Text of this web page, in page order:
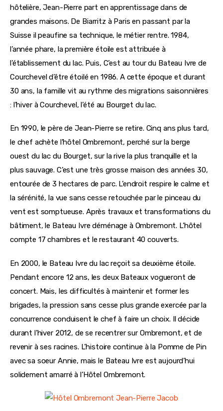
hôtelière, Jean-Pierre part en apprentissage dans de
grandes maisons. De Biarritz à Paris en passant par la
Suisse il peaufine sa technique, le métier rentre. 1984,
l’année phare, la première étoile est attribuée à
l’établissement du lac. Puis, C’est au tour du Bateau Ivre de
Courchevel d’être étoilé en 1986. A cette époque et durant
30 ans, la famille vit au rythme des migrations saisonnières
: l’hiver à Courchevel, l’été au Bourget du lac.
En 1990, le père de Jean-Pierre se retire. Cinq ans plus tard,
le chef achète l’hôtel Ombremont, perché sur la berge
ouest du lac du Bourget, sur la rive la plus tranquille et la
plus sauvage. C’est une très grosse maison des années 30,
entourée de 3 hectares de parc. L’endroit respire le calme et
la sérénité, la vue sans cesse retouchée par le pinceau du
vent est somptueuse. Après travaux et transformations du
bâtiment, le Bateau Ivre déménage à Ombremont. L’hôtel
compte 17 chambres et le restaurant 40 couverts.
En 2000, le Bateau Ivre du lac reçoit sa deuxième étoile.
Pendant encore 12 ans, les deux Bateaux vogueront de
concert. Mais, les difficultés à maintenir et former les
brigades, la pression sans cesse plus grande exercée par la
concurrence conduisent le chef à faire un choix. Il décide
durant l’hiver 2012, de se recentrer sur Ombremont, et de
revenir à ses racines. L’histoire continue à la Pomme de Pin
avec sa soeur Annie, mais le Bateau Ivre est aujourd’hui
solidement amarré à l’Hôtel Ombremont.